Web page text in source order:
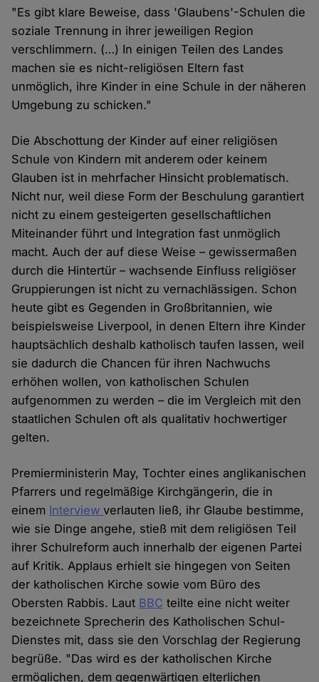
"Es gibt klare Beweise, dass 'Glaubens'-Schulen die
soziale Trennung in ihrer jeweiligen Region
verschlimmern. (…) In einigen Teilen des Landes
machen sie es nicht-religiösen Eltern fast
unmöglich, ihre Kinder in eine Schule in der näheren
Umgebung zu schicken."
Die Abschottung der Kinder auf einer religiösen
Schule von Kindern mit anderem oder keinem
Glauben ist in mehrfacher Hinsicht problematisch.
Nicht nur, weil diese Form der Beschulung garantiert
nicht zu einem gesteigerten gesellschaftlichen
Miteinander führt und Integration fast unmöglich
macht. Auch der auf diese Weise – gewissermaßen
durch die Hintertür – wachsende Einfluss religiöser
Gruppierungen ist nicht zu vernachlässigen. Schon
heute gibt es Gegenden in Großbritannien, wie
beispielsweise Liverpool, in denen Eltern ihre Kinder
hauptsächlich deshalb katholisch taufen lassen, weil
sie dadurch die Chancen für ihren Nachwuchs
erhöhen wollen, von katholischen Schulen
aufgenommen zu werden – die im Vergleich mit den
staatlichen Schulen oft als qualitativ hochwertiger
gelten.
Premierministerin May, Tochter eines anglikanischen
Pfarrers und regelmäßige Kirchgängerin, die in
einem Interviewverlauten ließ, ihr Glaube bestimme,
wie sie Dinge angehe, stieß mit dem religiösen Teil
ihrer Schulreform auch innerhalb der eigenen Partei
auf Kritik. Applaus erhielt sie hingegen von Seiten
der katholischen Kirche sowie vom Büro des
Obersten Rabbis. Laut BBC teilte eine nicht weiter
bezeichnete Sprecherin des Katholischen Schul-
Dienstes mit, dass sie den Vorschlag der Regierung
begrüße. "Das wird es der katholischen Kirche
ermöglichen, dem gegenwärtigen elterlichen